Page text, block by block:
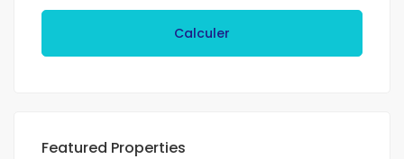
Calculer
Featured Properties